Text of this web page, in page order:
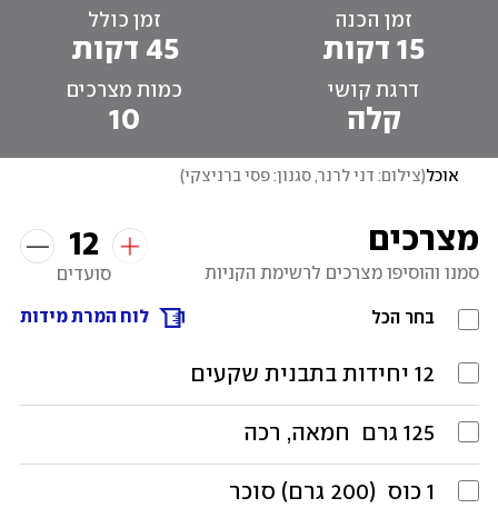
זמן הכנה
15 דקות
זמן כולל
45 דקות
דרגת קושי
קלה
כמות מצרכים
10
אוכל(צילום: דני לרנר, סגנון: פסי ברניצקי)
מצרכים 12
סועדים
לוח המרת מידות
סמנו והוסיפו מצרכים לרשימת הקניות
בחר הכל
12 יחידות בתבנית שקעים
125 גרם חמאה, רכה
1 כוס (200 גרם) סוכר